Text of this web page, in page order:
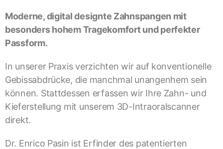
Moderne, digital designte Zahnspangen mit
besonders hohem Tragekomfort und perfekter
Passform.
In unserer Praxis verzichten wir auf konventionelle
Gebissabdrücke, die manchmal unangenhem sein
können. Stattdessen erfassen wir Ihre Zahn- und
Kieferstellung mit unserem 3D-Intraoralscanner
direkt.
Dr. Enrico Pasin ist Erfinder des patentierten